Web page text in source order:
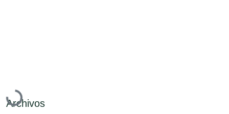
Cargando...
Archivos